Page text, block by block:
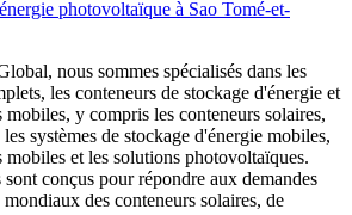
nous sommes spécialisés dans les
les conteneurs de stockage d'énergie et
mobiles, y compris les conteneurs solaires,
systèmes de stockage d'énergie mobiles,
mobiles et les solutions photovoltaïques.
conçus pour répondre aux demandes
des conteneurs solaires, de